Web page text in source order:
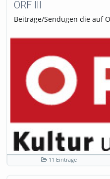
ORF III
Beiträge/Sendugen die auf
11 Einträge